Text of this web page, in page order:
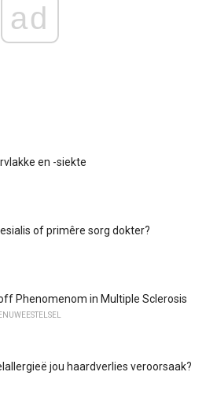
ad
en -siekte
of primêre sorg dokter?
Phenomenom in Multiple Sclerosis
jou haardverlies veroorsaak?